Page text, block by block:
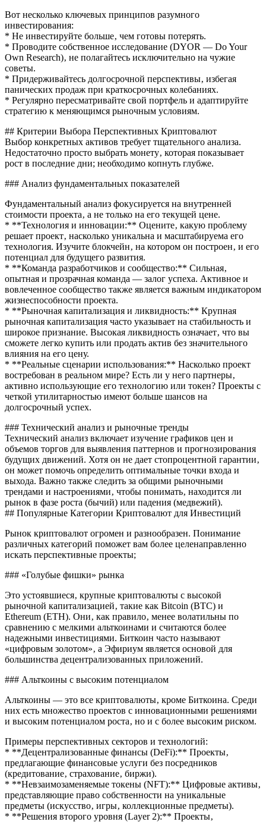
Вот несколько ключевых принципов разумного
инвестирования:
* Не инвестируйте больше‚ чем готовы потерять.
* Проводите собственное исследование (DYOR — Do Your
Own Research)‚ не полагайтесь исключительно на чужие
советы.
* Придерживайтесь долгосрочной перспективы‚ избегая
панических продаж при краткосрочных колебаниях.
* Регулярно пересматривайте свой портфель и адаптируйте
стратегию к меняющимся рыночным условиям.
## Критерии Выбора Перспективных Криптовалют
Выбор конкретных активов требует тщательного анализа.
Недостаточно просто выбрать монету‚ которая показывает
рост в последние дни; необходимо копнуть глубже.
### Анализ фундаментальных показателей
Фундаментальный анализ фокусируется на внутренней
стоимости проекта‚ а не только на его текущей цене.
* **Технология и инновации:** Оцените‚ какую проблему
решает проект‚ насколько уникальна и масштабируема его
технология. Изучите блокчейн‚ на котором он построен‚ и его
потенциал для будущего развития.
* **Команда разработчиков и сообщество:** Сильная‚
опытная и прозрачная команда — залог успеха. Активное и
вовлеченное сообщество также является важным индикатором
жизнеспособности проекта.
* **Рыночная капитализация и ликвидность:** Крупная
рыночная капитализация часто указывает на стабильность и
широкое признание. Высокая ликвидность означает‚ что вы
сможете легко купить или продать актив без значительного
влияния на его цену.
* **Реальные сценарии использования:** Насколько проект
востребован в реальном мире? Есть ли у него партнеры‚
активно использующие его технологию или токен? Проекты с
четкой утилитарностью имеют больше шансов на
долгосрочный успех.
### Технический анализ и рыночные тренды
Технический анализ включает изучение графиков цен и
объемов торгов для выявления паттернов и прогнозирования
будущих движений. Хотя он не дает стопроцентной гарантии‚
он может помочь определить оптимальные точки входа и
выхода. Важно также следить за общими рыночными
трендами и настроениями‚ чтобы понимать‚ находится ли
рынок в фазе роста (бычий) или падения (медвежий).
## Популярные Категории Криптовалют для Инвестиций
Рынок криптовалют огромен и разнообразен. Понимание
различных категорий поможет вам более целенаправленно
искать перспективные проекты;
### «Голубые фишки» рынка
Это устоявшиеся‚ крупные криптовалюты с высокой
рыночной капитализацией‚ такие как Bitcoin (BTC) и
Ethereum (ETH). Они‚ как правило‚ менее волатильны по
сравнению с мелкими альткоинами и считаются более
надежными инвестициями. Биткоин часто называют
«цифровым золотом»‚ а Эфириум является основой для
большинства децентрализованных приложений.
### Альткоины с высоким потенциалом
Альткоины — это все криптовалюты‚ кроме Биткоина. Среди
них есть множество проектов с инновационными решениями
и высоким потенциалом роста‚ но и с более высоким риском.
Примеры перспективных секторов и технологий:
* **Децентрализованные финансы (DeFi):** Проекты‚
предлагающие финансовые услуги без посредников
(кредитование‚ страхование‚ биржи).
* **Невзаимозаменяемые токены (NFT):** Цифровые активы‚
представляющие право собственности на уникальные
предметы (искусство‚ игры‚ коллекционные предметы).
* **Решения второго уровня (Layer 2):** Проекты‚